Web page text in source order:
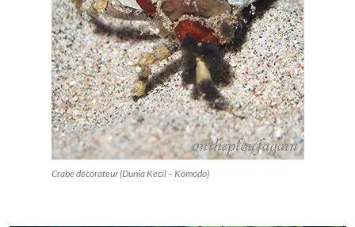
Crabe décorateur (Dunia Kecil – Komodo)